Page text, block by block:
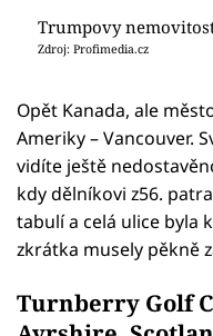
Trumpovy
Zdroj: Profimedia.cz
Opět Kanada, ale
Ameriky – Vancouver.
vidíte ještě
kdy dělníkovi z56.
tabulí a celá ulice byla
zkrátka musely pěkně
Turnberry Golf